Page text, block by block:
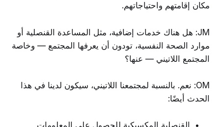
مكان إقامتهم واحتياجاتهم.
JM: هل هناك خدمات إضافية، مثل المساعدة القنصلية أو
موارد الصحة النفسية، تودون أن يعرفها المجتمع — وخاصة
المجتمع اللاتيني — عنها؟
OM: نعم. بالنسبة لمجتمعنا اللاتيني، سيكون لدينا في هذا
الحدث أيضًا:
القنصلية المكسيكية للحصول على المعلومات